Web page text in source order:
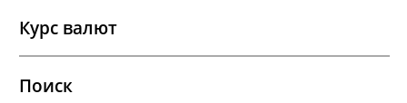
Курс валют
Поиск